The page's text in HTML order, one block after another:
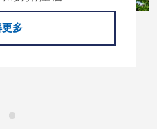
更多